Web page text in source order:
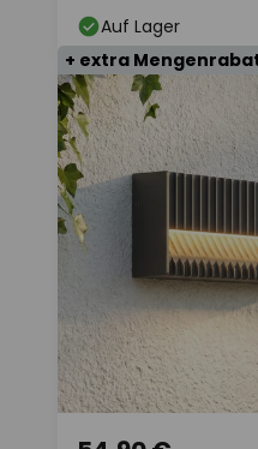
Auf Lager
+ extra